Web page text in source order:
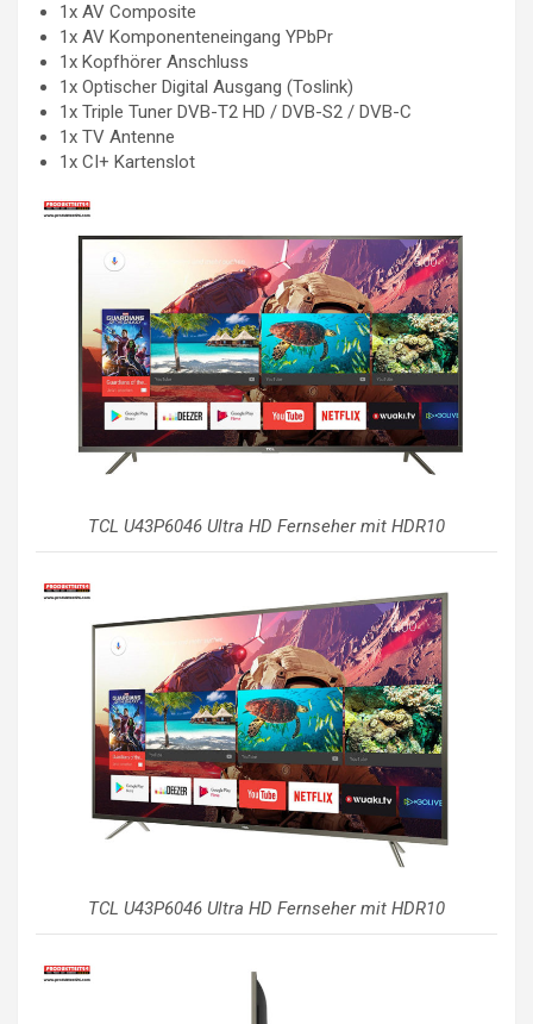
1x AV Composite
1x AV Komponenteneingang YPbPr
1x Kopfhörer Anschluss
1x Optischer Digital Ausgang (Toslink)
1x Triple Tuner DVB-T2 HD / DVB-S2 / DVB-C
1x TV Antenne
1x CI+ Kartenslot
TCL U43P6046 Ultra HD Fernseher mit HDR10
TCL U43P6046 Ultra HD Fernseher mit HDR10